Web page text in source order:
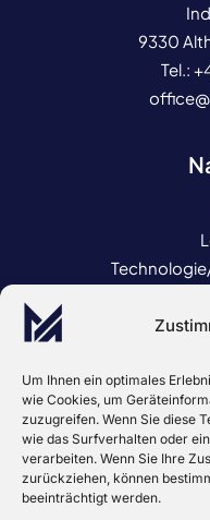
Um Ihnen ein optimales
wie Cookies, um
zuzugreifen. Wenn Sie diese
wie das Surfverhalten oder
verarbeiten. Wenn Sie Ihre
zurückziehen, können
beeinträchtigt werden.
9330
Tel.: